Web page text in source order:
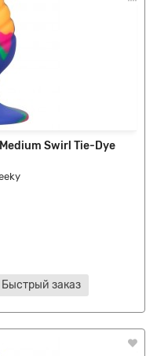
Swirl Tie-Dye
Быстрый заказ